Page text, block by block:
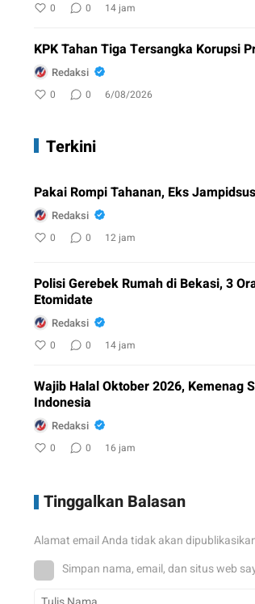
0 0 14 jam
KPK Tahan Tiga Tersangka Korupsi
Redaksi
0 0 6/08/2026
Terkini
Pakai Rompi Tahanan, Eks
Redaksi
0 0 12 jam
Polisi Gerebek Rumah di Bekasi, 3
Etomidate
Redaksi
0 0 14 jam
Wajib Halal Oktober 2026, Kemenag
Indonesia
Redaksi
0 0 16 jam
Tinggalkan Balasan
Alamat email Anda tidak akan
Simpan nama, email, dan situs web